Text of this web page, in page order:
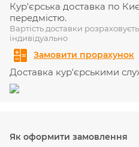
Кур'єрська доставка по
передмістю.
Вартість доставки
індивідуально
Замовити прорахунок
Доставка кур'єрськими
Як оформити замовлення